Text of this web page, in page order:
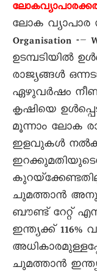
ലോക വ്യാപാര
Organisation -
ഉടമ്പടിയിൽ
രാജ്യങ്ങൾ
ഏഴുവർഷം
കൃഷിയെ
മൂന്നാം ലോക
ഇളവുകൾ നൽകി.
ചുമത്താൻ
ബൗണ്ട് റേറ്റ്
ഇന്ത്യക്ക്
ചുമത്താൻ ഇന്ത്യ